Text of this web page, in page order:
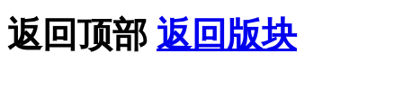
返回顶部 返回版块